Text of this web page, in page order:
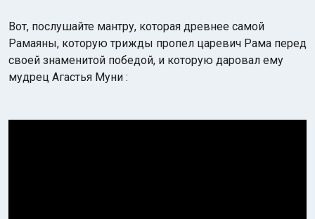
Вот, послушайте мантру, которая древнее самой
Рамаяны, которую трижды пропел царевич Рама перед
своей знаменитой победой, и которую даровал ему
мудрец Агастья Муни :